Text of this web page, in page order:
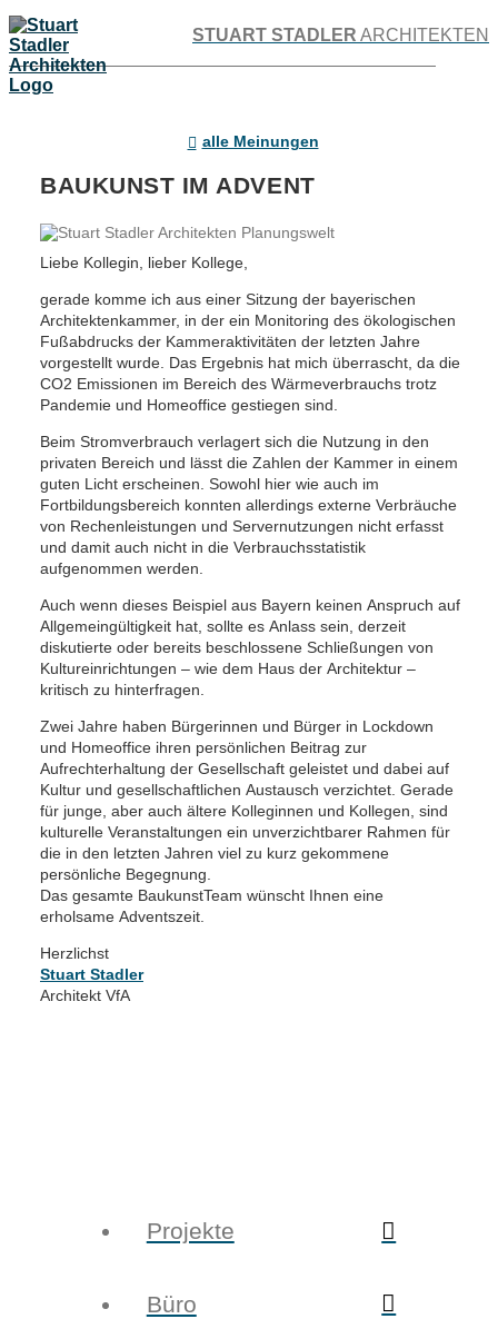
STUART STADLER ARCHITEKTEN
alle Meinungen
BAUKUNST IM ADVENT
Liebe Kollegin, lieber Kollege,
gerade komme ich aus einer Sitzung der bayerischen
Architektenkammer, in der ein Monitoring des ökologischen
Fußabdrucks der Kammeraktivitäten der letzten Jahre
vorgestellt wurde. Das Ergebnis hat mich überrascht, da die
CO2 Emissionen im Bereich des Wärmeverbrauchs trotz
Pandemie und Homeoffice gestiegen sind.
Beim Stromverbrauch verlagert sich die Nutzung in den
privaten Bereich und lässt die Zahlen der Kammer in einem
guten Licht erscheinen. Sowohl hier wie auch im
Fortbildungsbereich konnten allerdings externe Verbräuche
von Rechenleistungen und Servernutzungen nicht erfasst
und damit auch nicht in die Verbrauchsstatistik
aufgenommen werden.
Auch wenn dieses Beispiel aus Bayern keinen Anspruch auf
Allgemeingültigkeit hat, sollte es Anlass sein, derzeit
diskutierte oder bereits beschlossene Schließungen von
Kultureinrichtungen – wie dem Haus der Architektur –
kritisch zu hinterfragen.
Zwei Jahre haben Bürgerinnen und Bürger in Lockdown
und Homeoffice ihren persönlichen Beitrag zur
Aufrechterhaltung der Gesellschaft geleistet und dabei auf
Kultur und gesellschaftlichen Austausch verzichtet. Gerade
für junge, aber auch ältere Kolleginnen und Kollegen, sind
kulturelle Veranstaltungen ein unverzichtbarer Rahmen für
die in den letzten Jahren viel zu kurz gekommene
persönliche Begegnung.
Das gesamte BaukunstTeam wünscht Ihnen eine
erholsame Adventszeit.
Herzlichst
Stuart Stadler
Architekt VfA
Projekte
Büro